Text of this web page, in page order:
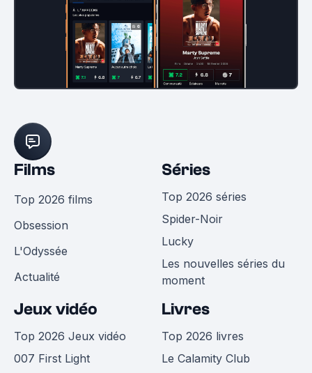
Films
Top 2026 films
Obsession
L'Odyssée
Actualité
Séries
Top 2026 séries
Spider-Noir
Lucky
Les nouvelles séries du
moment
Jeux vidéo
Top 2026 Jeux vidéo
007 First Light
Livres
Top 2026 livres
Le Calamity Club